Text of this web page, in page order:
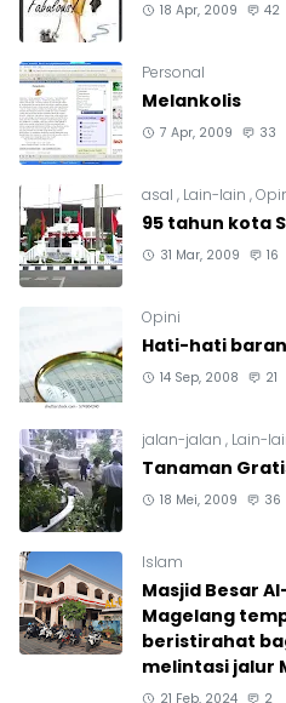
18 Apr, 2009 42
Personal
Melankolis
7 Apr, 2009 33
asal , Lain-lain ,
95 tahun kota
31 Mar, 2009 16
Opini
Hati-hati
14 Sep, 2008 21
jalan-jalan , Lain-
Tanaman
18 Mei, 2009 36
Islam
Masjid Besar
Magelang
beristirahat
melintasi jalur
21 Feb, 2024 2